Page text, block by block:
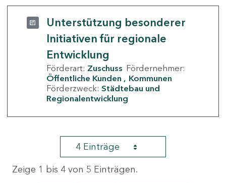
Unterstützung besonderer
Initiativen für regionale
Entwicklung
Förderart: Zuschuss Fördernehmer:
Öffentliche Kunden
Kommunen
Förderzweck: Städtebau und
Regionalentwicklung
4 Einträge
Zeige 1 bis 4 von 5 Einträgen.